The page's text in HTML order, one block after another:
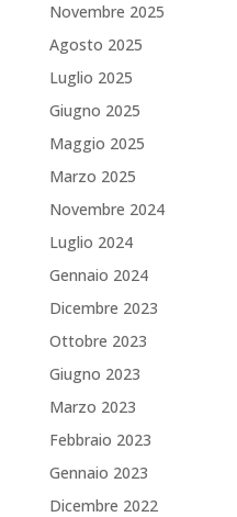
Novembre 2025
Agosto 2025
Luglio 2025
Giugno 2025
Maggio 2025
Marzo 2025
Novembre 2024
Luglio 2024
Gennaio 2024
Dicembre 2023
Ottobre 2023
Giugno 2023
Marzo 2023
Febbraio 2023
Gennaio 2023
Dicembre 2022